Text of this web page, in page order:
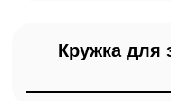
Кружка для